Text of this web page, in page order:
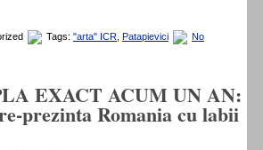
Tags: "arta" ICR Patapievici
No
EXACT ACUM UN AN:
prezinta Romania cu labii